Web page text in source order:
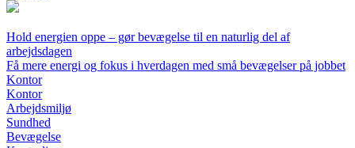
Hold energien oppe – gør bevægelse til en naturlig del af
arbejdsdagen
Få mere energi og fokus i hverdagen med små bevægelser på jobbet
Kontor
Kontor
Arbejdsmiljø
Sundhed
Bevægelse